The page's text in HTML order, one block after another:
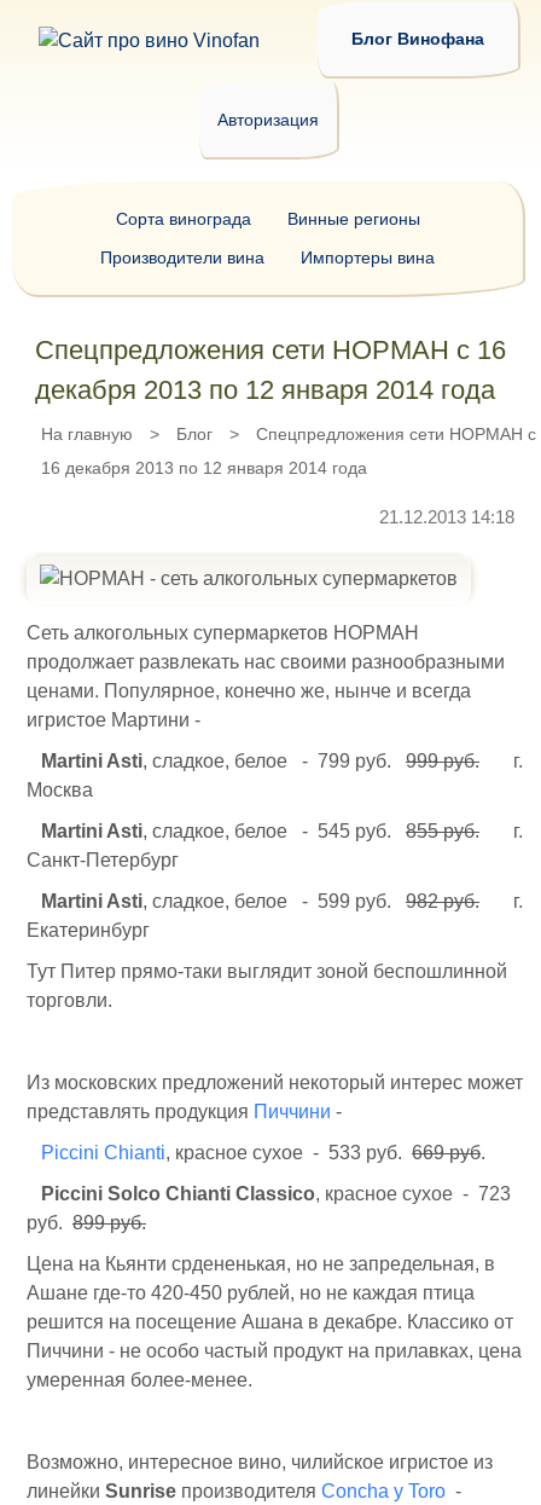
Блог Винофана
Авторизация
Спецпредложения сети НОРМАН с 16
декабря 2013 по 12 января 2014 года
На главную > Блог >
Спецпредложения сети НОРМАН с
16 декабря 2013 по 12 января 2014 года
21.12.2013 14:18
Сеть алкогольных супермаркетов НОРМАН
продолжает развлекать нас своими разнообразными
ценами. Популярное, конечно же, нынче и всегда
игристое Мартини -
Martini Asti, сладкое, белое - 799 руб. 999 руб. г.
Москва
Martini Asti, сладкое, белое - 545 руб. 855 руб. г.
Санкт-Петербург
Martini Asti, сладкое, белое - 599 руб. 982 руб. г.
Екатеринбург
Тут Питер прямо-таки выглядит зоной беспошлинной
торговли.
Из московских предложений некоторый интерес может
представлять продукция Пиччини -
Piccini Chianti, красное сухое - 533 руб. 669 руб.
Piccini Solco Chianti Classico, красное сухое - 723
руб. 899 руб.
Цена на Кьянти срдененькая, но не запредельная, в
Ашане где-то 420-450 рублей, но не каждая птица
решится на посещение Ашана в декабре. Классико от
Пиччини - не особо частый продукт на прилавках, цена
умеренная более-менее.
Возможно, интересное вино, чилийское игристое из
линейки Sunrise производителя Concha y Toro -
Сорта винограда
Винные регионы
Производители вина
Импортеры вина